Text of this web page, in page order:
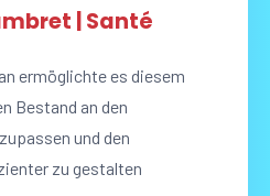
| Santé
ermöglichte es diesem
Bestand an den
und den
zu gestalten